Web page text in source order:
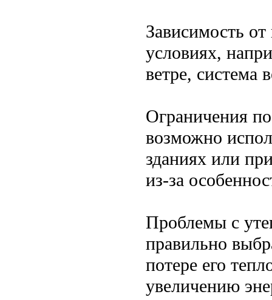
Зависимость
условиях,
ветре, система
Ограничения
возможно
зданиях или
из-за
Проблемы с
правильно
потере его
увеличению